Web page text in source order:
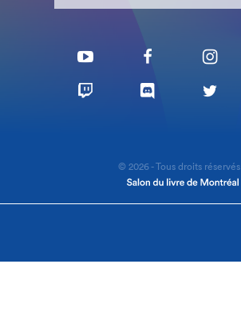
© 2026 - Tous droits réservés